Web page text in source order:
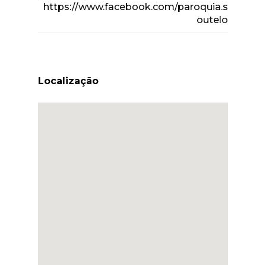
https://www.facebook.com/paroquia.s
outelo
Localização